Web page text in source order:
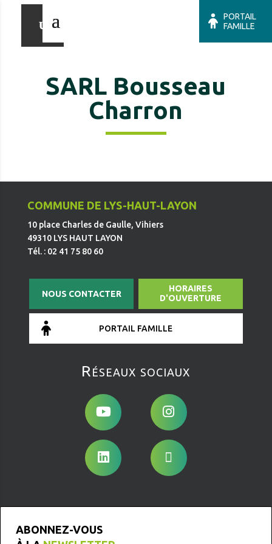
PORTAIL
FAMILLE
SARL Bousseau
Charron
COMMUNE DE LYS-HAUT-LAYON
10 place Charles de Gaulle, Vihiers
49310 LYS HAUT LAYON
Tél. : 02 41 75 80 60
NOUS CONTACTER
HORAIRES
D'OUVERTURE
PORTAIL FAMILLE
Réseaux sociaux
ABONNEZ-VOUS